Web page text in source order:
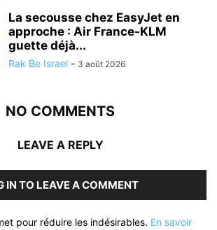
La secousse chez EasyJet en
approche : Air France-KLM
guette déjà...
Rak Be Israel - 3 août 2026
NO COMMENTS
LEAVE A REPLY
IN TO LEAVE A COMMENT
pour réduire les indésirables. En savoir